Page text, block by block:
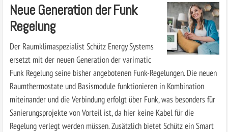
Neue Generation der Funk
Regelung
Der Raumklimaspezialist Schütz Energy Systems
ersetzt mit der neuen Generation der varimatic
Funk Regelung seine bisher angebotenen Funk-Regelungen. Die neuen
Raumthermostate und Basismodule funktionieren in Kombination
miteinander und die Verbindung erfolgt über Funk, was besonders für
Sanierungsprojekte von Vorteil ist, da hier keine Kabel für die
Regelung verlegt werden müssen. Zusätzlich bietet Schütz ein Smart